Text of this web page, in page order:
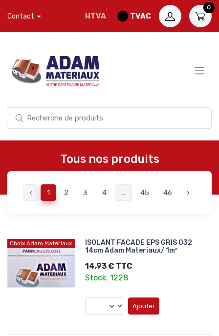
Contact HTVA TVAC
0
Tous nos produits
‹ 1 2 3 4 ... 45 46 ›
Choix Adam Matériaux
ISOLANT FACADE EPS GRIS 032
14cm Adam Materiaux/ 1m²
14,93 € TTC
Stock: 1228
Ajouter